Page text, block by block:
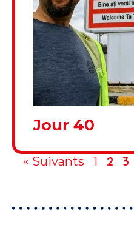
Jour 40
« Suivants 1 2 3